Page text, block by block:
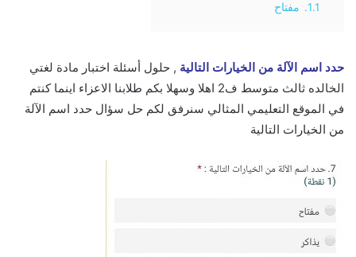
1.1.
مفتاح
حدد اسم الآلة من الخيارات التالية , حلول أسئلة اختبار مادة لغتي
الخالده ثالث متوسط ف2 اهلا وسهلا بكم طلابنا الاعزاء اينما كنتم
في الموقع التعليمي المثالي سنرفق لكم حل سؤال حدد اسم الآلة
من الخيارات التالية